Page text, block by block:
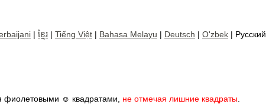
| ខ្មែរ | Tiếng Việt | Bahasa Melayu | Deutsch | O'zbek | Русский
фиолетовыми ☺ квадратами, не отмечая лишние квадраты